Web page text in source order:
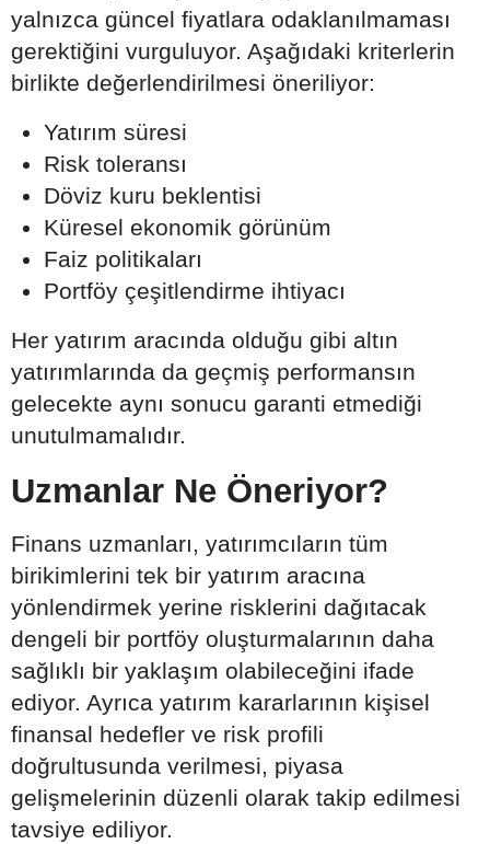
yalnızca güncel fiyatlara odaklanılmaması
gerektiğini vurguluyor. Aşağıdaki kriterlerin
birlikte değerlendirilmesi öneriliyor:
Yatırım süresi
Risk toleransı
Döviz kuru beklentisi
Küresel ekonomik görünüm
Faiz politikaları
Portföy çeşitlendirme ihtiyacı
Her yatırım aracında olduğu gibi altın
yatırımlarında da geçmiş performansın
gelecekte aynı sonucu garanti etmediği
unutulmamalıdır.
Uzmanlar Ne Öneriyor?
Finans uzmanları, yatırımcıların tüm
birikimlerini tek bir yatırım aracına
yönlendirmek yerine risklerini dağıtacak
dengeli bir portföy oluşturmalarının daha
sağlıklı bir yaklaşım olabileceğini ifade
ediyor. Ayrıca yatırım kararlarının kişisel
finansal hedefler ve risk profili
doğrultusunda verilmesi, piyasa
gelişmelerinin düzenli olarak takip edilmesi
tavsiye ediliyor.